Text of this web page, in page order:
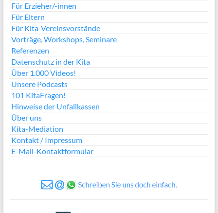
Für Erzieher/-innen
Für Eltern
Für Kita-Vereinsvorstände
Vorträge, Workshops, Seminare
Referenzen
Datenschutz in der Kita
Über 1.000 Videos!
Unsere Podcasts
101 KitaFragen!
Hinweise der Unfallkassen
Über uns
Kita-Mediation
Kontakt / Impressum
E-Mail-Kontaktformular